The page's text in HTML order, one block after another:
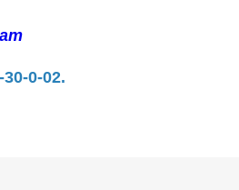
0-02.